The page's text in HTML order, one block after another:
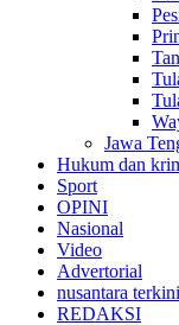
Jawa
Hukum dan
Sport
OPINI
Nasional
Video
Advertorial
nusantara terkini
REDAKSI